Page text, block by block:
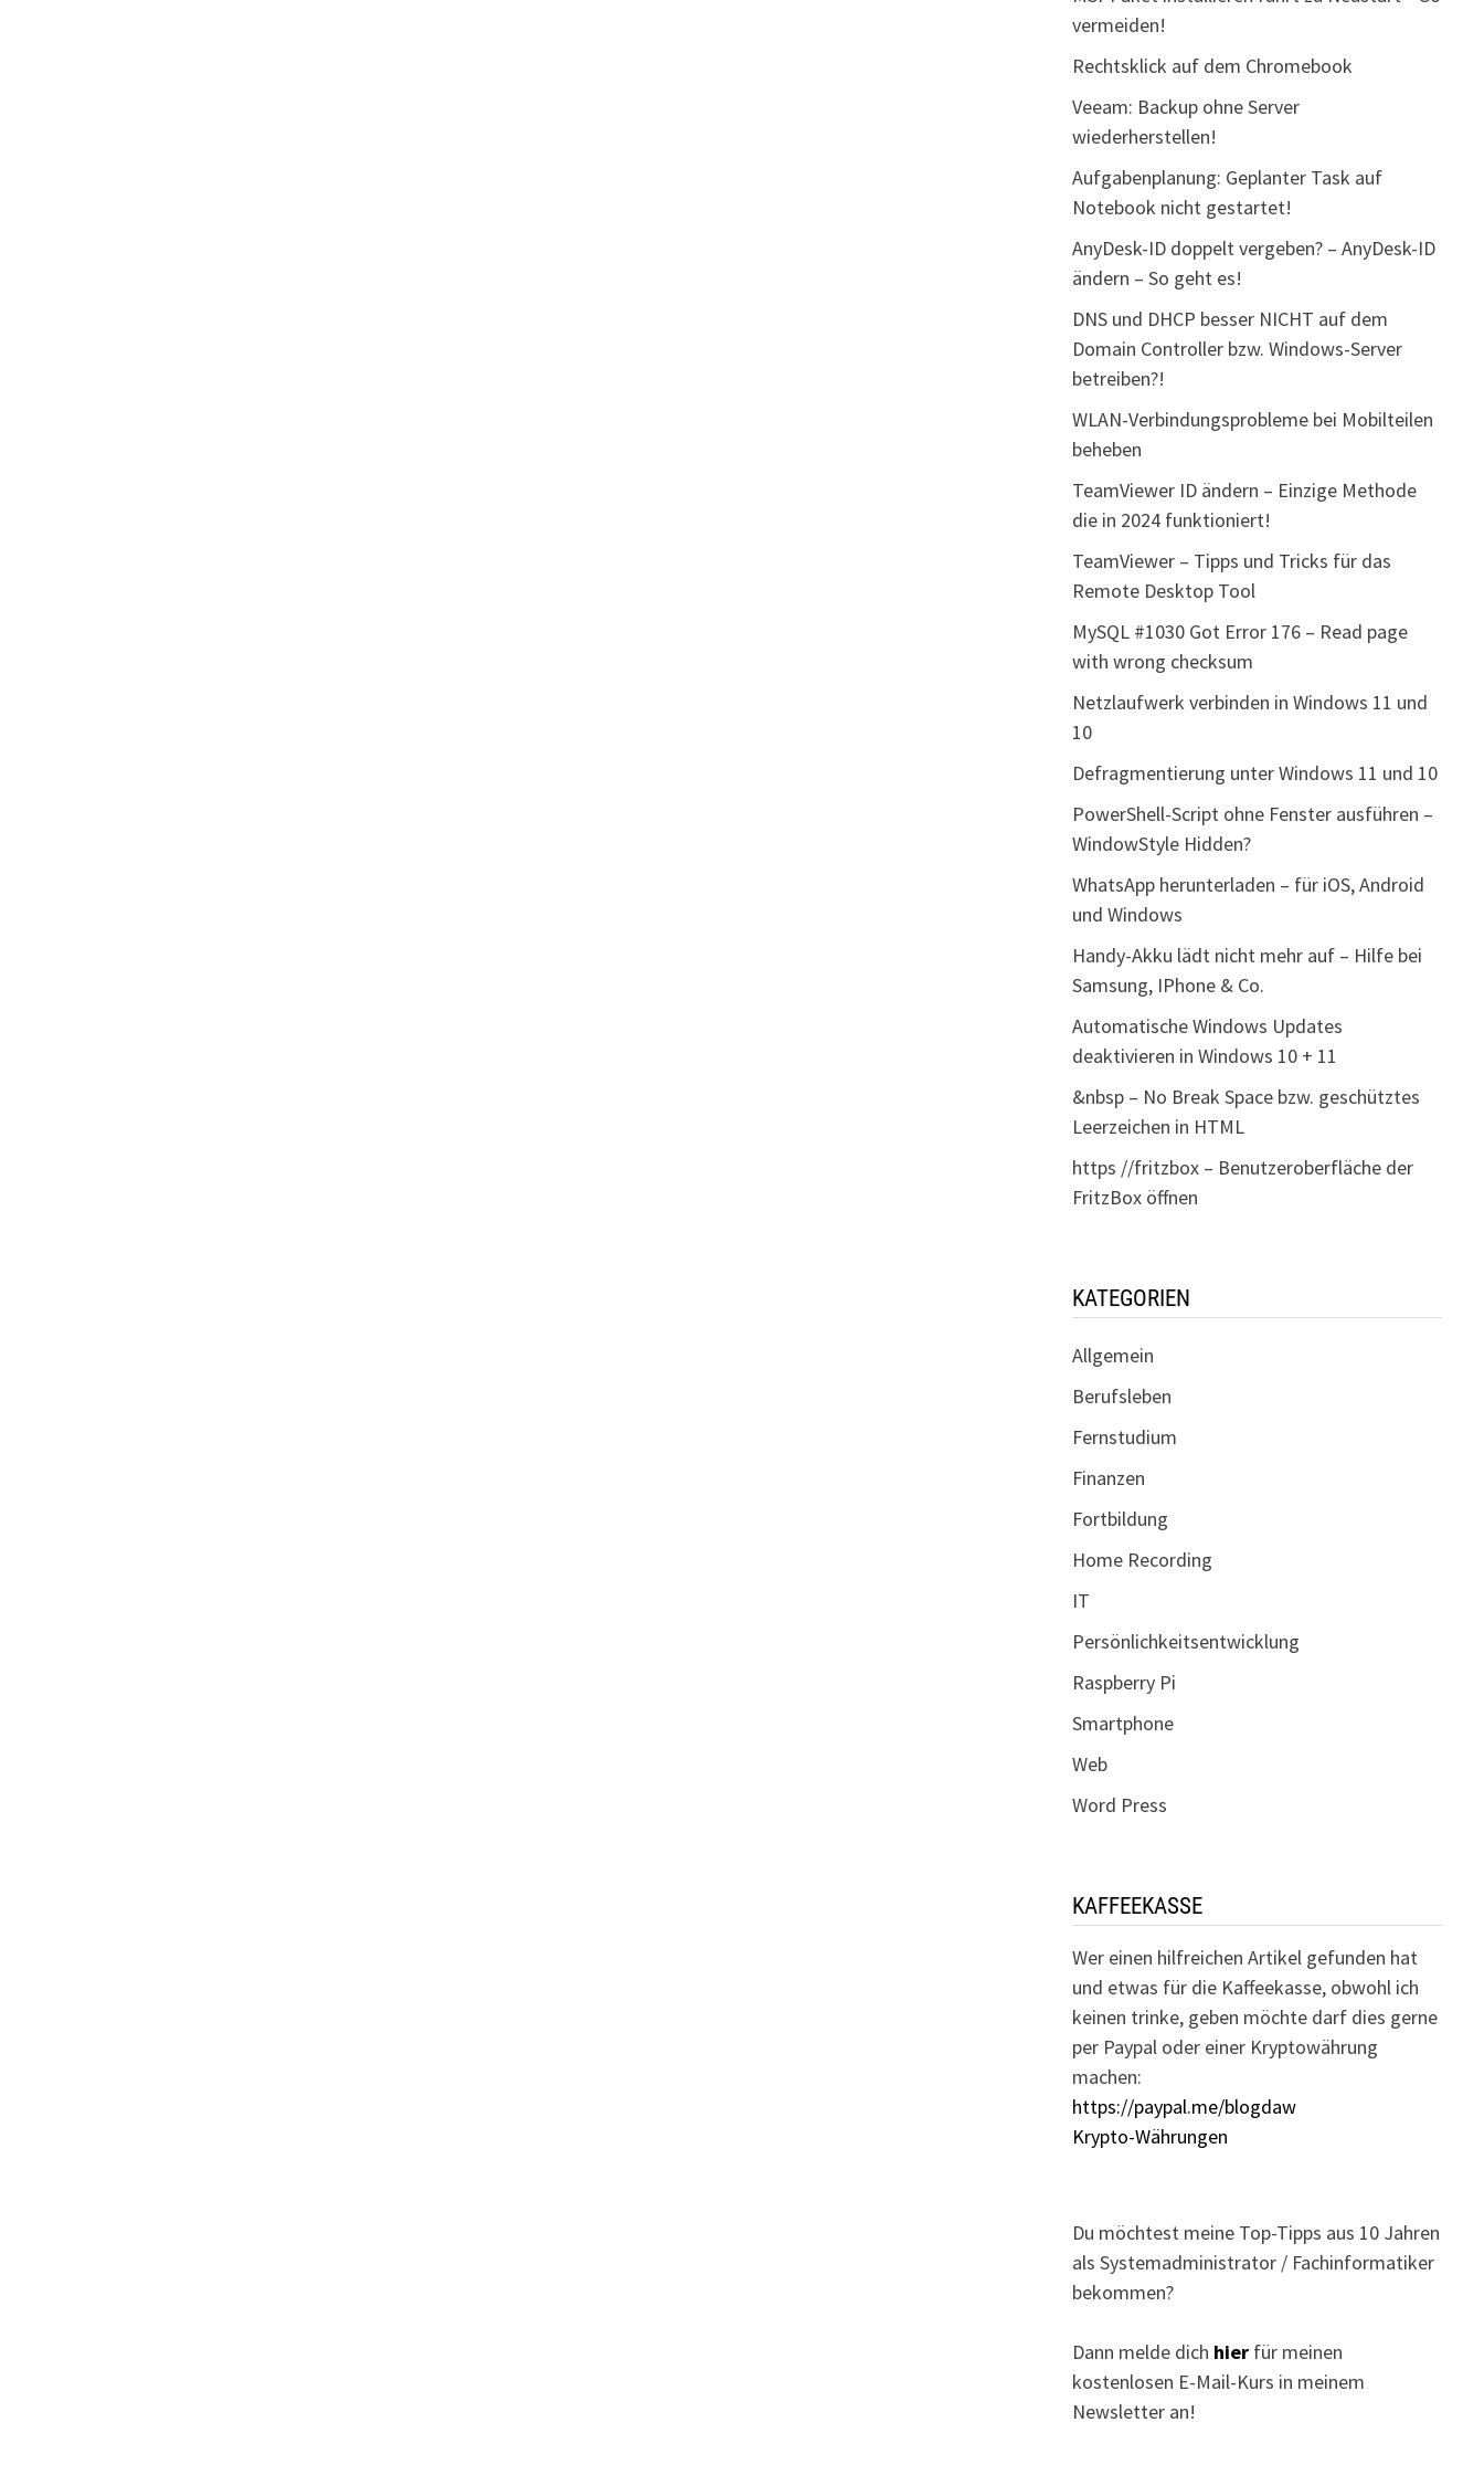
vermeiden!
Rechtsklick auf dem Chromebook
Veeam: Backup ohne Server
wiederherstellen!
Aufgabenplanung: Geplanter Task auf
Notebook nicht gestartet!
AnyDesk-ID doppelt vergeben? – AnyDesk-ID
ändern – So geht es!
DNS und DHCP besser NICHT auf dem
Domain Controller bzw. Windows-Server
betreiben?!
WLAN-Verbindungsprobleme bei Mobilteilen
beheben
TeamViewer ID ändern – Einzige Methode
die in 2024 funktioniert!
TeamViewer – Tipps und Tricks für das
Remote Desktop Tool
MySQL #1030 Got Error 176 – Read page
with wrong checksum
Netzlaufwerk verbinden in Windows 11 und
10
Defragmentierung unter Windows 11 und 10
PowerShell-Script ohne Fenster ausführen –
WindowStyle Hidden?
WhatsApp herunterladen – für iOS, Android
und Windows
Handy-Akku lädt nicht mehr auf – Hilfe bei
Samsung, IPhone & Co.
Automatische Windows Updates
deaktivieren in Windows 10 + 11
&nbsp – No Break Space bzw. geschütztes
Leerzeichen in HTML
https //fritzbox – Benutzeroberfläche der
FritzBox öffnen
KATEGORIEN
Allgemein
Berufsleben
Fernstudium
Finanzen
Fortbildung
Home Recording
IT
Persönlichkeitsentwicklung
Raspberry Pi
Smartphone
Web
Word Press
KAFFEEKASSE
Wer einen hilfreichen Artikel gefunden hat
und etwas für die Kaffeekasse, obwohl ich
keinen trinke, geben möchte darf dies gerne
per Paypal oder einer Kryptowährung
machen:
https://paypal.me/blogdaw
Krypto-Währungen
Du möchtest meine Top-Tipps aus 10 Jahren
als Systemadministrator / Fachinformatiker
bekommen?
Dann melde dich hierfür meinen
kostenlosen E-Mail-Kurs in meinem
Newsletter an!